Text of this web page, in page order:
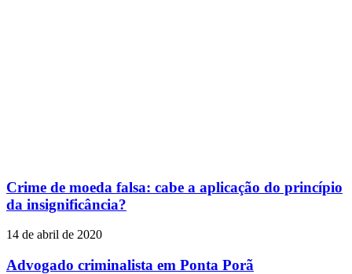
Crime de moeda falsa: cabe a aplicação do princípio
da insignificância?
14 de abril de 2020
Advogado criminalista em Ponta Porã